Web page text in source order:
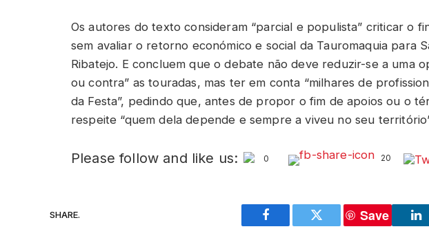
Os autores do texto consideram “parcial e populista” criticar o
sem avaliar o retorno económico e social da Tauromaquia para
Ribatejo. E concluem que o debate não deve reduzir-se a uma
ou contra” as touradas, mas ter em conta “milhares de
da Festa”, pedindo que, antes de propor o fim de apoios ou o
respeite “quem dela depende e sempre a viveu no seu
Please follow and like us: 0 20
SHARE.
Facebook Twitter
Save